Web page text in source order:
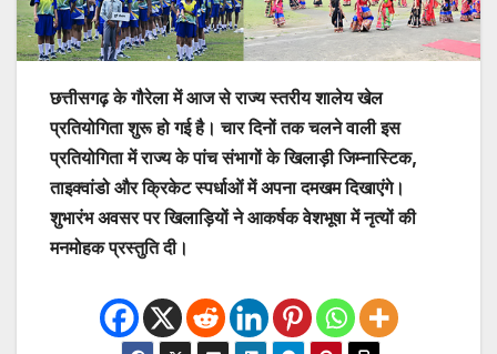
छत्तीसगढ़ के गौरेला में आज से राज्य स्तरीय शालेय खेल
प्रतियोगिता शुरू हो गई है। चार दिनों तक चलने वाली इस
प्रतियोगिता में राज्य के पांच संभागों के खिलाड़ी जिम्नास्टिक,
ताइक्वांडो और क्रिकेट स्पर्धाओं में अपना दमखम दिखाएंगे।
शुभारंभ अवसर पर खिलाड़ियों ने आकर्षक वेशभूषा में नृत्यों की
मनमोहक प्रस्तुति दी।